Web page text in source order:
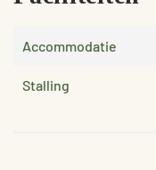
Accommodatie
Stalling